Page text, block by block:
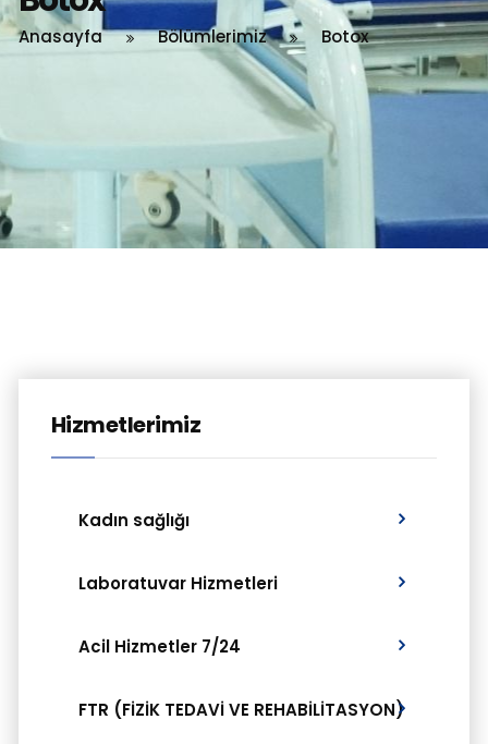
Anasayfa Bölümlerimiz Botox
Hizmetlerimiz
Kadın sağlığı
Laboratuvar Hizmetleri
Acil Hizmetler 7/24
FTR (FİZİK TEDAVİ VE REHABİLİTASYON)